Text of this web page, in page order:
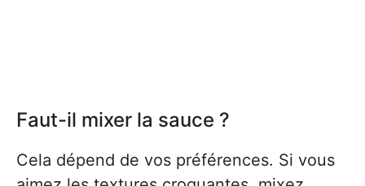
Faut-il mixer la sauce ?
Cela dépend de vos préférences. Si vous